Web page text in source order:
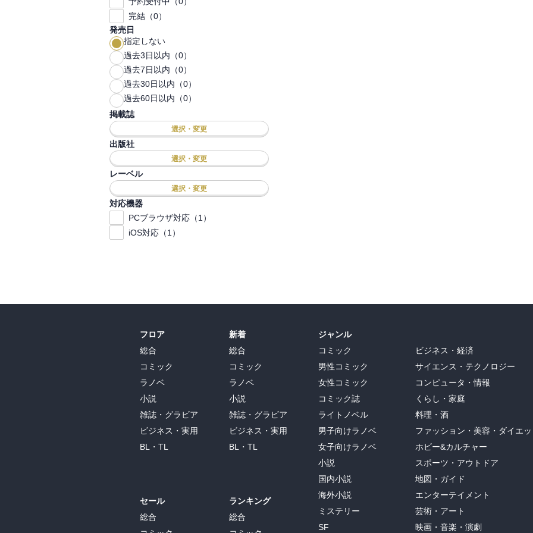
完結（0）
発売日
指定しない
過去3日以内（0）
過去7日以内（0）
過去30日以内（0）
過去60日以内（0）
掲載誌
選択・変更
出版社
選択・変更
レーベル
選択・変更
対応機器
PCブラウザ対応（1）
iOS対応（1）
フロア
総合
コミック
ラノベ
小説
雑誌・グラビア
ビジネス・実用
BL・TL
セール
総合
新着
総合
コミック
ラノベ
小説
雑誌・グラビア
ビジネス・実用
BL・TL
ランキング
総合
ジャンル
コミック
男性コミック
女性コミック
コミック誌
ライトノベル
男子向けラノベ
女子向けラノベ
小説
国内小説
海外小説
ミステリー
SF
ビジネス・経済
サイエンス・テクノロジー
コンピュータ・情報
くらし・家庭
料理・酒
ファッション・美容・ダイエ
ホビー&カルチャー
スポーツ・アウトドア
地図・ガイド
エンターテイメント
芸術・アート
映画・音楽・演劇